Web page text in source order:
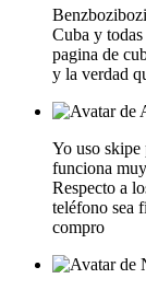
Cuba y
pagina de
y la verdad
Yo uso skipe
funciona
Respecto a
teléfono sea
compro